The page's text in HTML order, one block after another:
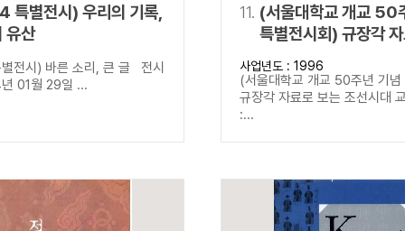
별전시) 우리의 기록,
유산
시) 바른 소리, 큰 글 전시
01월 29일 ...
11. (서울대학교 개교 50
특별전시회) 규장각
조선시대 교육
사업년도 : 1996
(서울대학교 개교 50주년 기념
규장각 자료로 보는 조선시대
:...